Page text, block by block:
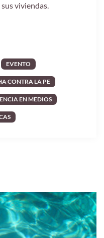
viviendas.
EVENTO
CONTRA LA PE
EN MEDIOS